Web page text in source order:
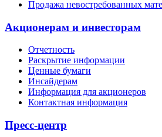
Продажа невостребованных
Акционерам и инвесторам
Отчетность
Раскрытие информации
Ценные бумаги
Инсайдерам
Информация для акционеров
Контактная информация
Пресс-центр